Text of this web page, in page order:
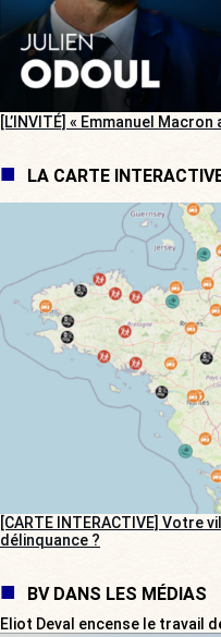
[L’INVITÉ] « Emmanuel
LA CARTE
[CARTE INTERACTIVE] Votre
délinquance ?
BV DANS LES MÉDIAS
Eliot Deval encense le travail